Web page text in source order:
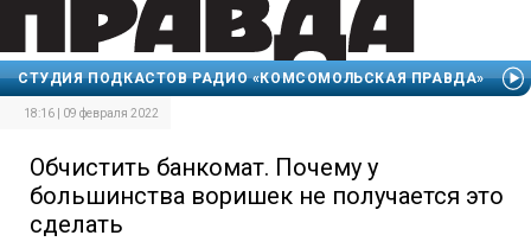
СТУДИЯ ПОДКАСТОВ РАДИО «КОМСОМОЛЬСКАЯ ПРАВДА»
18:16 | 09 февраля 2022
Обчистить банкомат. Почему у
большинства воришек не получается это
сделать